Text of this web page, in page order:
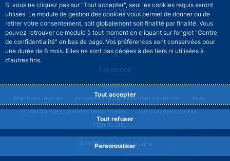
Si vous ne cliquez pas sur "Tout accepter", seul les cookies requis seront
utilisés. Le module de gestion des cookies vous permet de donner ou de
retirer votre consentement, soit globalement soit finalité par finalité. Vous
pouvez retrouver ce module à tout moment en cliquant sur l’onglet "Centre
de confidentialité" en bas de page. Vos préférences sont conservées pour
une durée de 6 mois. Elles ne sont pas cédées à des tiers ni utilisées à
d'autres fins.
Tout accepter
Tout refuser
Personnaliser
Autres institutions
LinkedIn
YouTube
X
Facebook
Instagram
©2026 Banque de France
ACPR footer legal notice menu
Mentions légales Accessibilité partiellement conforme
Aide
Protection des données personnelles
Gestion des cookies
Plan du site